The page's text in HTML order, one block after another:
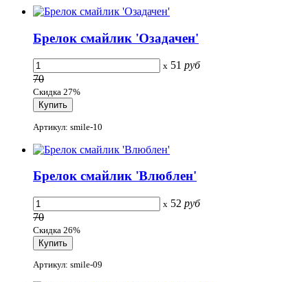
Брелок смайлик 'Озадачен'
x 51 руб
70
Скидка 27%
Артикул: smile-10
Брелок смайлик 'Влюблен'
x 52 руб
70
Скидка 26%
Артикул: smile-09